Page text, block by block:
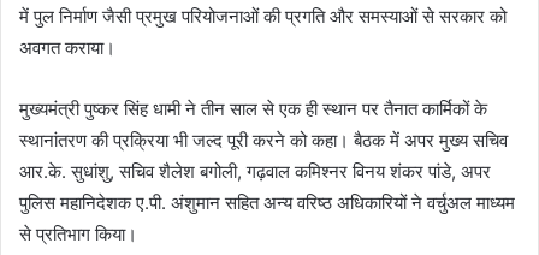
में पुल निर्माण जैसी प्रमुख परियोजनाओं की प्रगति और समस्याओं से सरकार को
अवगत कराया।
मुख्यमंत्री पुष्कर सिंह धामी ने तीन साल से एक ही स्थान पर तैनात कार्मिकों के
स्थानांतरण की प्रक्रिया भी जल्द पूरी करने को कहा। बैठक में अपर मुख्य सचिव
आर.के. सुधांशु, सचिव शैलेश बगोली, गढ़वाल कमिश्नर विनय शंकर पांडे, अपर
पुलिस महानिदेशक ए.पी. अंशुमान सहित अन्य वरिष्ठ अधिकारियों ने वर्चुअल माध्यम
से प्रतिभाग किया।